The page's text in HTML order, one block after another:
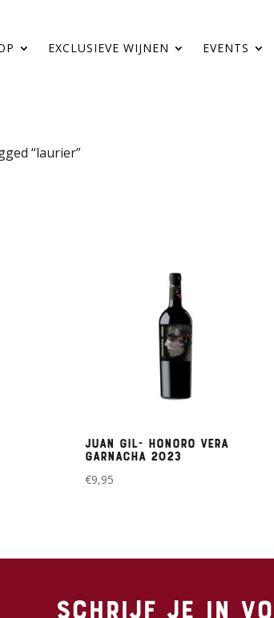
EXCLUSIEVE WIJNEN EVENTS
“laurier”
Juan Gil- Honoro Vera
Garnacha 2023
€9,95
Schrijf je in